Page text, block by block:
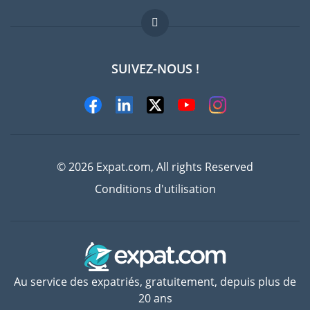
Offres d'emploi
FAQ
Experts
SUIVEZ-NOUS !
© 2026 Expat.com, All rights Reserved
Conditions d'utilisation
Au service des expatriés, gratuitement, depuis plus de
20 ans